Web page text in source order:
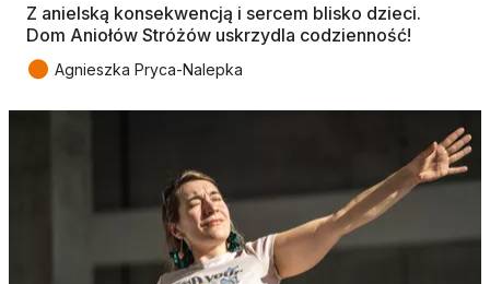
Z anielską konsekwencją i sercem blisko dzieci.
Dom Aniołów Stróżów uskrzydla codzienność!
● Agnieszka Pryca-Nalepka